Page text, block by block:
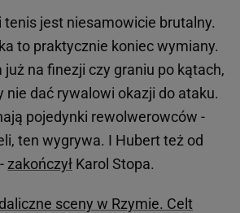
tenis jest niesamowicie brutalny.
to praktycznie koniec wymiany.
już na finezji czy graniu po kątach,
nie dać rywalowi okazji do ataku.
pojedynki rewolwerowców -
ten wygrywa. I Hubert też od
zakończył Karol Stopa.
sceny w Rzymie. Celt